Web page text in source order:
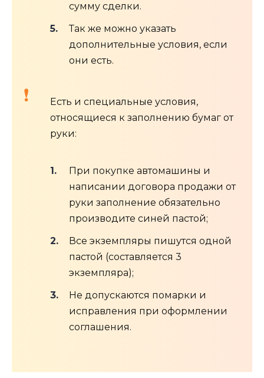
сумму сделки.
Так же можно указать
дополнительные условия, если
они есть.
Есть и специальные условия,
относящиеся к заполнению бумаг от
руки:
При покупке автомашины и
написании договора продажи от
руки заполнение обязательно
производите синей пастой;
Все экземпляры пишутся одной
пастой (составляется 3
экземпляра);
Не допускаются помарки и
исправления при оформлении
соглашения.